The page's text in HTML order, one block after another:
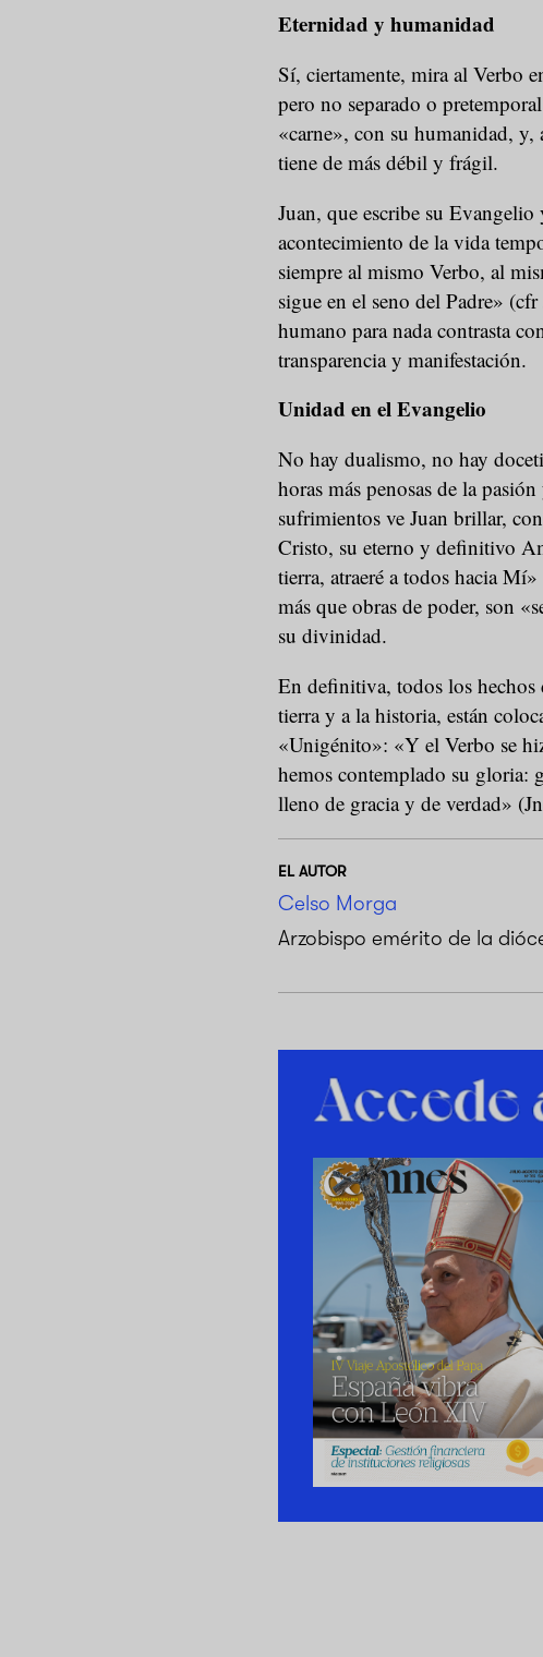
Eternidad y humanidad
Sí, ciertamente, mira al Verbo
pero no separado o
«carne», con su humanidad,
tiene de más débil y frágil.
Juan, que escribe su Evangelio
acontecimiento de la vida
siempre al mismo Verbo, al
sigue en el seno del Padre»
humano para nada contrasta
transparencia y manifestación.
Unidad en el Evangelio
No hay dualismo, no hay
horas más penosas de la
sufrimientos ve Juan brillar,
Cristo, su eterno y definitivo
tierra, atraeré a todos hacia
más que obras de poder, son
su divinidad.
En definitiva, todos los hechos
tierra y a la historia, están
«Unigénito»: «Y el Verbo se
hemos contemplado su gloria:
lleno de gracia y de verdad»
EL AUTOR
Celso Morga
Arzobispo emérito de la